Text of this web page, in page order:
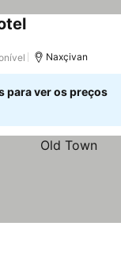
Ver preços
Naxçivan
para ver os preços